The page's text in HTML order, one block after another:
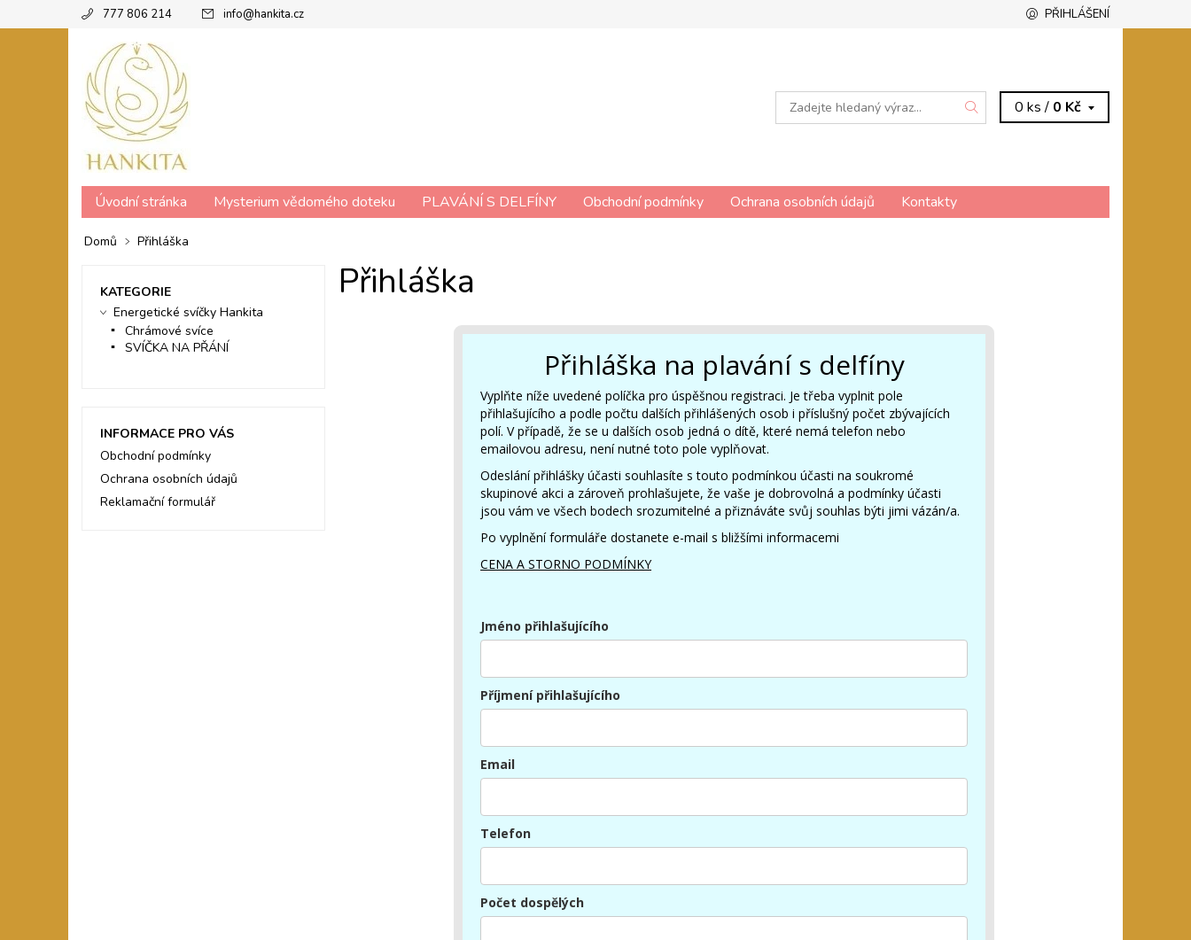
777 806 214 info@hankita.cz PŘIHLÁŠENÍ
0 ks / 0 Kč
Úvodní stránka Mysterium vědomého doteku PLAVÁNÍ S DELFÍNY Obchodní podmínky Ochrana osobních údajů Kontakty
Domů Přihláška
Přihláška
Přihláška na plavání s delfíny
Vyplňte níže uvedené políčka pro úspěšnou registraci. Je třeba vyplnit pole
přihlašujícího a podle počtu dalších přihlášených osob i příslušný počet zbývajících
polí. V případě, že se u dalších osob jedná o dítě, které nemá telefon nebo
emailovou adresu, není nutné toto pole vyplňovat.
Odeslání přihlášky účasti souhlasíte s touto podmínkou účasti na soukromé
skupinové akci a zároveň prohlašujete, že vaše je dobrovolná a podmínky účasti
jsou vám ve všech bodech srozumitelné a přiznáváte svůj souhlas býti jimi vázán/a.
Po vyplnění formuláře dostanete e-mail s bližšími informacemi
CENA A STORNO PODMÍNKY
Jméno přihlašujícího
Příjmení přihlašujícího
Email
Telefon
Počet dospělých
KATEGORIE
Energetické svíčky Hankita
Chrámové svíce
SVÍČKA NA PŘÁNÍ
INFORMACE PRO VÁS
Obchodní podmínky
Ochrana osobních údajů
Reklamační formulář